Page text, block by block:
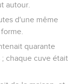
autour.
d'une même
quarante
chaque cuve était